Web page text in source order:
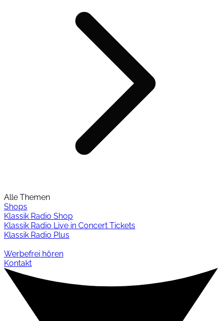
Alle Themen
Shops
Klassik Radio Shop
Klassik Radio Live in Concert Tickets
Klassik Radio Plus
Werbefrei hören
Kontakt